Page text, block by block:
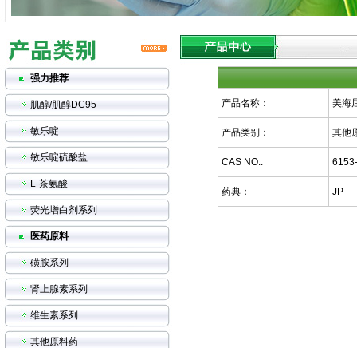
强力推荐
肌醇/肌醇DC95
敏乐啶
敏乐啶硫酸盐
L-茶氨酸
荧光增白剂系列
医药原料
磺胺系列
肾上腺素系列
维生素系列
其他原料药
产品名称： 美海
产品类别： 其他
CAS NO.:
药典： JP